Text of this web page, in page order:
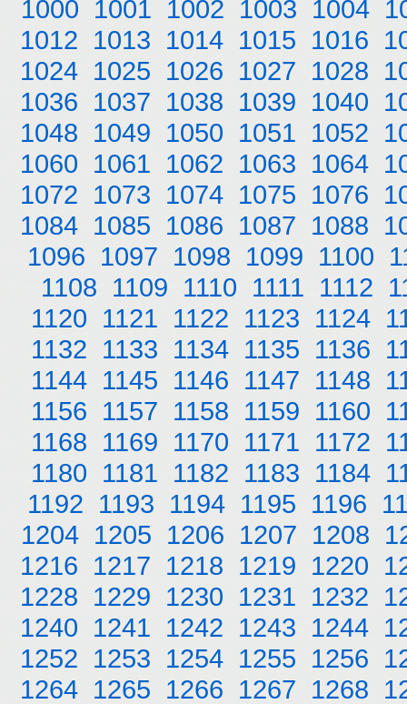
1000 1001 1002 1003 1004
1012 1013 1014 1015 1016
1024 1025 1026 1027 1028
1036 1037 1038 1039 1040
1048 1049 1050 1051 1052
1060 1061 1062 1063 1064
1072 1073 1074 1075 1076
1084 1085 1086 1087 1088
1096 1097 1098 1099 1100
1108 1109 1110 1111 1112
1120 1121 1122 1123 1124
1132 1133 1134 1135 1136
1144 1145 1146 1147 1148
1156 1157 1158 1159 1160
1168 1169 1170 1171 1172
1180 1181 1182 1183 1184
1192 1193 1194 1195 1196
1204 1205 1206 1207 1208
1216 1217 1218 1219 1220
1228 1229 1230 1231 1232
1240 1241 1242 1243 1244
1252 1253 1254 1255 1256
1264 1265 1266 1267 1268